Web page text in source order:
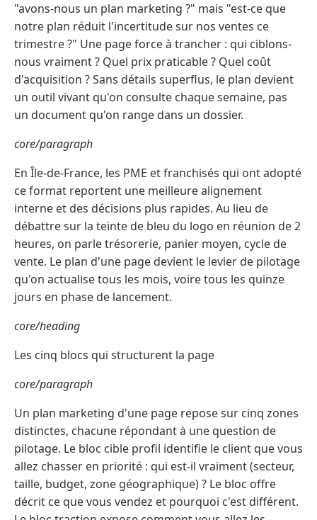
"avons-nous un plan marketing ?" mais "est-ce que
notre plan réduit l'incertitude sur nos ventes ce
trimestre ?" Une page force à trancher : qui ciblons-
nous vraiment ? Quel prix praticable ? Quel coût
d'acquisition ? Sans détails superflus, le plan devient
un outil vivant qu'on consulte chaque semaine, pas
un document qu'on range dans un dossier.
core/paragraph
En Île-de-France, les PME et franchisés qui ont adopté
ce format reportent une meilleure alignement
interne et des décisions plus rapides. Au lieu de
débattre sur la teinte de bleu du logo en réunion de 2
heures, on parle trésorerie, panier moyen, cycle de
vente. Le plan d'une page devient le levier de pilotage
qu'on actualise tous les mois, voire tous les quinze
jours en phase de lancement.
core/heading
Les cinq blocs qui structurent la page
core/paragraph
Un plan marketing d'une page repose sur cinq zones
distinctes, chacune répondant à une question de
pilotage. Le bloc cible profil identifie le client que vous
allez chasser en priorité : qui est-il vraiment (secteur,
taille, budget, zone géographique) ? Le bloc offre
décrit ce que vous vendez et pourquoi c'est différent.